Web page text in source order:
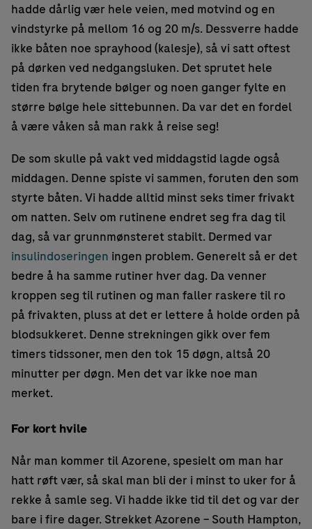
hadde dårlig vær hele veien, med motvind og en
vindstyrke på mellom 16 og 20 m/s. Dessverre hadde
ikke båten noe sprayhood (kalesje), så vi satt oftest
på dørken ved nedgangsluken. Det sprutet hele
tiden fra brytende bølger og noen ganger fylte en
større bølge hele sittebunnen. Da var det en fordel
å være våken så man rakk å reise seg!
De som skulle på vakt ved middagstid lagde også
middagen. Denne spiste vi sammen, foruten den som
styrte båten. Vi hadde alltid minst seks timer frivakt
om natten. Selv om rutinene endret seg fra dag til
dag, så var grunnmønsteret stabilt. Dermed var
insulindoseringen ingen problem. Generelt så er det
bedre å ha samme rutiner hver dag. Da venner
kroppen seg til rutinen og man faller raskere til ro
på frivakten, pluss at det er lettere å holde orden på
blodsukkeret. Denne strekningen gikk over fem
timers tidssoner, men den tok 15 døgn, altså 20
minutter per døgn. Men det var ikke noe man
merket.
For kort hvile
Når man kommer til Azorene, spesielt om man har
hatt røft vær, så skal man bli der i minst to uker for å
rekke å samle seg. Vi hadde ikke tid til det og var der
bare i fire dager. Strekket Azorene – South Hampton,